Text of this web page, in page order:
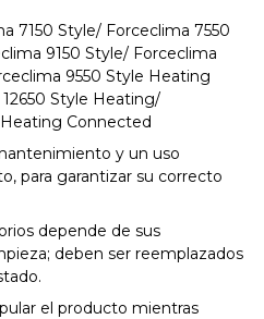
7150 Style/ Forceclima 7550
9150 Style/ Forceclima
9550 Style Heating
Style Heating/
Connected
y un uso
para garantizar su correcto
depende de sus
deben ser reemplazados
el producto mientras